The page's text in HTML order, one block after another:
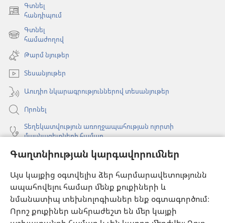
Գաղտնիության կարգավորումներ
Այս կայքից օգտվելիս ձեր հարմարավետությունն
ապահովելու համար մենք քուքիների և
նմանատիպ տեխնոլոգիաներ ենք օգտագործում։
Որոշ քուքիներ անհրաժեշտ են մեր կայքի
Գտնել
հանդիպում
(բացվում
նոր
պատուհան)
Գտնել
համաժողով
(բացվում
նոր
պատուհան)
Թարմ նյութեր
Տեսանյութեր
Աուդիո նկարագրություններով տեսանյութեր
Որոնել
Տեղեկատվություն առողջապահության ոլորտի
մասնագետների համար
Գլոբալ հաղորդակցություն
Օգնություն
Նվիրատվություններ
(բացվում
է
նոր